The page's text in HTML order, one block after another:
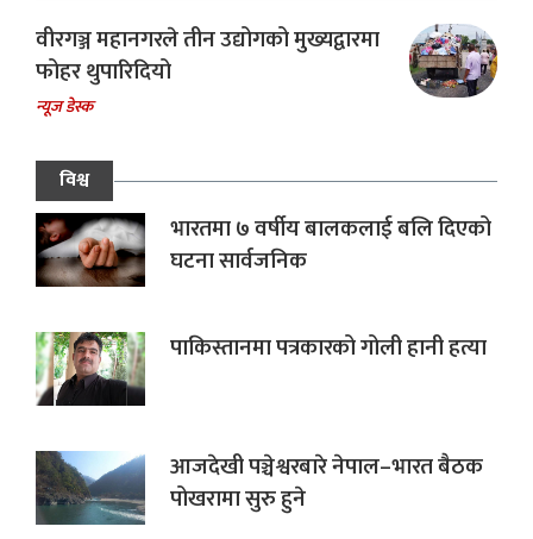
वीरगञ्ज महानगरले तीन उद्योगको मुख्यद्वारमा
फोहर थुपारिदियो
न्यूज डेस्क
विश्व
भारतमा ७ वर्षीय बालकलाई बलि दिएको
घटना सार्वजनिक
पाकिस्तानमा पत्रकारको गोली हानी हत्या
आजदेखी पञ्चेश्वरबारे नेपाल–भारत बैठक
पोखरामा सुरु हुने